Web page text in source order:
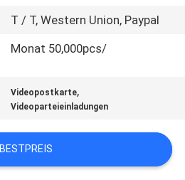
T / T, Western Union, Paypal
Monat 50,000pcs/
Videopostkarte,
Videoparteieinladungen
BESTPREIS